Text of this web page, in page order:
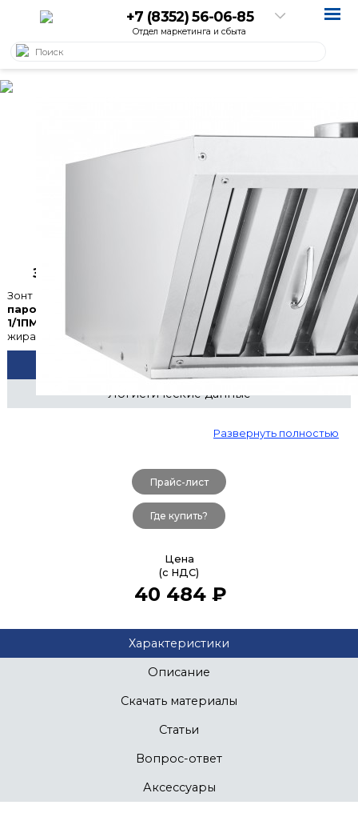
+7 (8352) 56-06-85
Отдел маркетинга и сбыта
Артикул: 21000080801
Зонт вытяжной ЗВВ-900
Зонт вытяжной для пароконвектоматов
Зонт вытяжной встраиваемый ЗВВ-900для
пароконвектоматов типа ПКА 20- 1/1ПП2 и ПКА 20-
1/1ПМ2-01
используется для очистки воздуха от аэрозолей
жира, масла, водяного пара
Технические параметры
Логистические данные
Развернуть полностью
Прайс-лист
Где купить?
Цена
(с НДС)
40 484 ₽
Характеристики
Описание
Скачать материалы
Статьи
Вопрос-ответ
Аксессуары